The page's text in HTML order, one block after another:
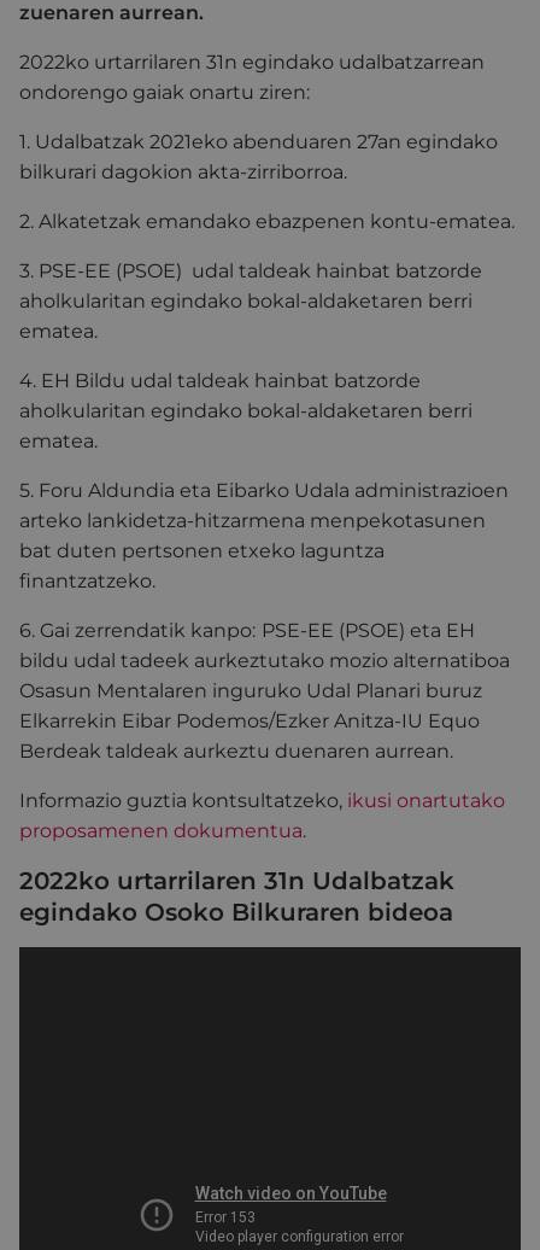
zuenaren aurrean.
2022ko urtarrilaren 31n egindako udalbatzarrean
ondorengo gaiak onartu ziren:
1. Udalbatzak 2021eko abenduaren 27an egindako
bilkurari dagokion akta-zirriborroa.
2. Alkatetzak emandako ebazpenen kontu-ematea.
3. PSE-EE (PSOE) udal taldeak hainbat batzorde
aholkularitan egindako bokal-aldaketaren berri
ematea.
4. EH Bildu udal taldeak hainbat batzorde
aholkularitan egindako bokal-aldaketaren berri
ematea.
5. Foru Aldundia eta Eibarko Udala administrazioen
arteko lankidetza-hitzarmena menpekotasunen
bat duten pertsonen etxeko laguntza
finantzatzeko.
6. Gai zerrendatik kanpo: PSE-EE (PSOE) eta EH
bildu udal tadeek aurkeztutako mozio alternatiboa
Osasun Mentalaren inguruko Udal Planari buruz
Elkarrekin Eibar Podemos/Ezker Anitza-IU Equo
Berdeak taldeak aurkeztu duenaren aurrean.
Informazio guztia kontsultatzeko, ikusi onartutako
proposamenen dokumentua.
2022ko urtarrilaren 31n Udalbatzak
egindako Osoko Bilkuraren bideoa